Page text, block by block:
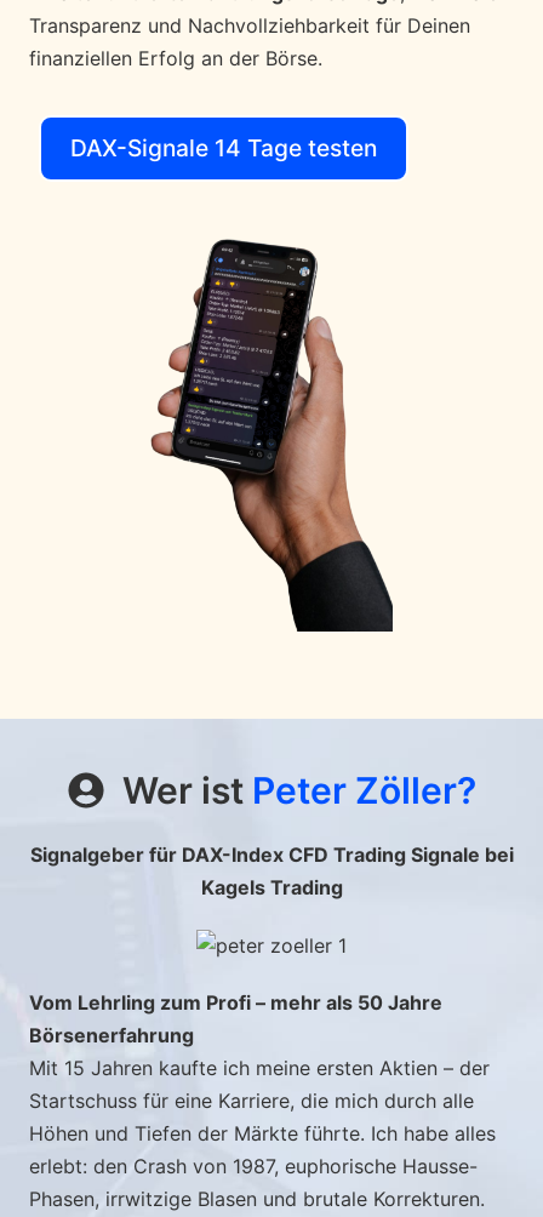
Transparenz und Nachvollziehbarkeit für Deinen
finanziellen Erfolg an der Börse.
DAX-Signale 14 Tage testen
Wer ist Peter Zöller?
Signalgeber für DAX-Index CFD Trading Signale bei
Kagels Trading
Vom Lehrling zum Profi – mehr als 50 Jahre
Börsenerfahrung
Mit 15 Jahren kaufte ich meine ersten Aktien – der
Startschuss für eine Karriere, die mich durch alle
Höhen und Tiefen der Märkte führte. Ich habe alles
erlebt: den Crash von 1987, euphorische Hausse-
Phasen, irrwitzige Blasen und brutale Korrekturen.